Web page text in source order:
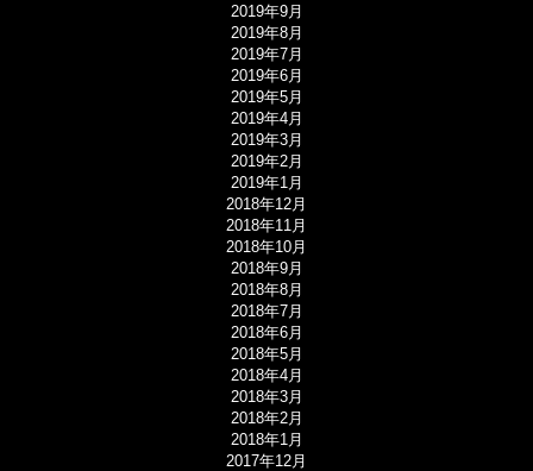
2019年9月
2019年8月
2019年7月
2019年6月
2019年5月
2019年4月
2019年3月
2019年2月
2019年1月
2018年12月
2018年11月
2018年10月
2018年9月
2018年8月
2018年7月
2018年6月
2018年5月
2018年4月
2018年3月
2018年2月
2018年1月
2017年12月